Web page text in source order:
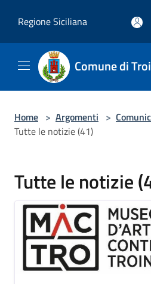
Regione Siciliana
Comune di
Home > Argomenti >
Tutte le notizie (41)
Tutte le notizie